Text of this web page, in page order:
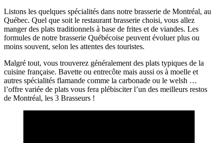
Listons les quelques spécialités dans notre brasserie de Montréal, au
Québec. Quel que soit le restaurant brasserie choisi, vous allez
manger des plats traditionnels à base de frites et de viandes. Les
formules de notre brasserie Québécoise peuvent évoluer plus ou
moins souvent, selon les attentes des touristes.
Malgré tout, vous trouverez généralement des plats typiques de la
cuisine française. Bavette ou entrecôte mais aussi os à moelle et
autres spécialités flamande comme la carbonade ou le welsh …
l’offre variée de plats vous fera plébisciter l’un des meilleurs restos
de Montréal, les 3 Brasseurs !